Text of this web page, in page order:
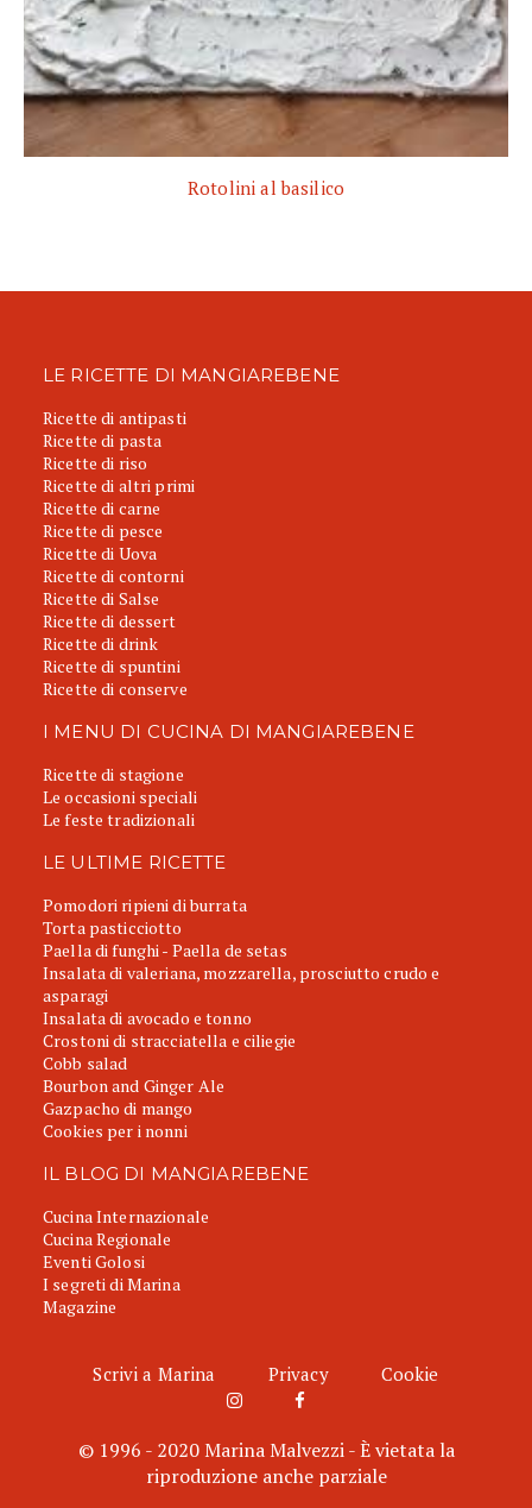
Rotolini al basilico
LE RICETTE DI MANGIAREBENE
Ricette di antipasti
Ricette di pasta
Ricette di riso
Ricette di altri primi
Ricette di carne
Ricette di pesce
Ricette di Uova
Ricette di contorni
Ricette di Salse
Ricette di dessert
Ricette di drink
Ricette di spuntini
Ricette di conserve
I MENU DI CUCINA DI MANGIAREBENE
Ricette di stagione
Le occasioni speciali
Le feste tradizionali
LE ULTIME RICETTE
Pomodori ripieni di burrata
Torta pasticciotto
Paella di funghi - Paella de setas
Insalata di valeriana, mozzarella, prosciutto crudo e
asparagi
Insalata di avocado e tonno
Crostoni di stracciatella e ciliegie
Cobb salad
Bourbon and Ginger Ale
Gazpacho di mango
Cookies per i nonni
IL BLOG DI MANGIAREBENE
Cucina Internazionale
Cucina Regionale
Eventi Golosi
I segreti di Marina
Magazine
Scrivi a Marina Privacy Cookie
© 1996 - 2020 Marina Malvezzi - È vietata la
riproduzione anche parziale